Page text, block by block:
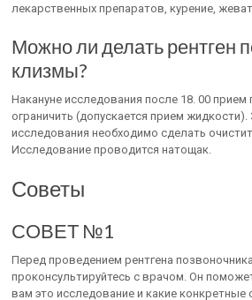
лекарственных препаратов, курение,
Можно ли делать рентген
клизмы?
Накануне исследования после 18. 00
ограничить (допускается прием жидкости).
исследования необходимо сделать
Исследование проводится натощак.
Советы
СОВЕТ №1
Перед проведением рентгена
проконсультируйтесь с врачом. Он
вам это исследование и какие конкретные